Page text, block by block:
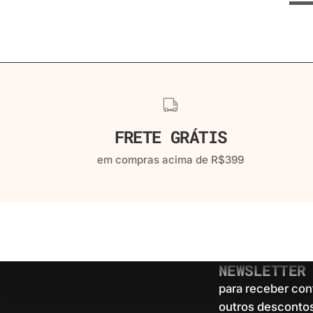
FRETE GRÁTIS
em compras acima de R$399
NEWSLETTER
para receber
outros